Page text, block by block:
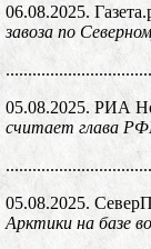
06.08.2025.
завоза по
05.08.2025. РИА
считает глава
05.08.2025.
Арктики на базе